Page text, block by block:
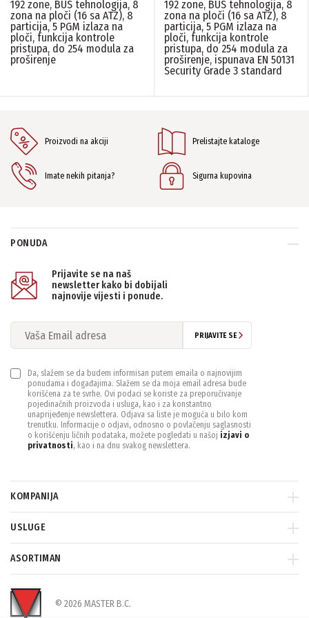
(2)
Paradox(2)
BATTERY STAND BY
Do 16 sati
8
BROJ ZONA NA PLOCI
KONTROLA PRISTUPA
192(1)
MAX. BROJ KORISNIKA
MAX. BROJ SIRENA
6 (3+3)
MAX. BROJ TAGOVA
48(2)
192 zone, BUS tehnologija, 8
zona na ploči (16 sa ATZ), 8
particija, 5 PGM izlaza na
ploči, funkcija kontrole
pristupa, do 254 modula za
proširenje
192 zone, BUS tehnologija, 8
zona na ploči (16 sa ATZ), 8
particija, 5 PGM izlaza na
ploči, funkcija kontrole
pristupa, do 254 modula za
proširenje, ispunava EN 50131
Security Grade 3 standard
Proizvodi na akciji Prelistajte kataloge
Imate nekih pitanja? Sigurna kupovina
PONUDA
Prijavite se na naš
newsletter kako bi dobijali
najnovije vijesti i ponude.
PRIJAVITE SE
Da, slažem se da budem informisan putem emaila o najnovijim
ponudama i događajima. Slažem se da moja email adresa bude
korišćena za te svrhe. Ovi podaci se koriste za preporučivanje
pojedinačnih proizvoda i usluga, kao i za konstantno
unaprijeđenje newslettera. Odjava sa liste je moguća u bilo kom
trenutku. Informacije o odjavi, odnosno o povlačenju saglasnosti
o korišćenju ličnih podataka, možete pogledati u našoj izjavi o
privatnosti, kao i na dnu svakog newslettera.
KOMPANIJA
USLUGE
ASORTIMAN
© 2026 MASTER B.C.